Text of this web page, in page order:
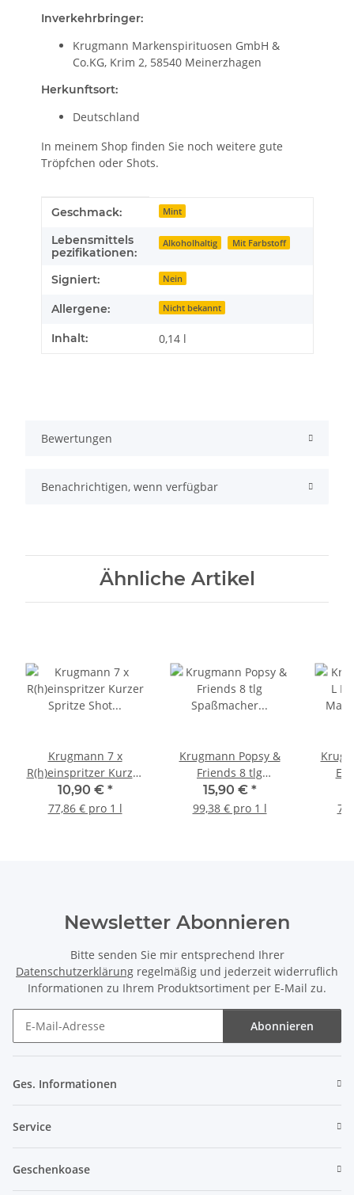
Inverkehrbringer:
Krugmann Markenspirituosen GmbH &
Co.KG, Krim 2, 58540 Meinerzhagen
Herkunftsort:
Deutschland
In meinem Shop finden Sie noch weitere gute
Tröpfchen oder Shots.
Produkteigenschaft
Wert
Geschmack: Mint
Lebensmittels
pezifikationen:
Alkoholhaltig Mit Farbstoff
Signiert: Nein
Allergene: Nicht bekannt
Inhalt: 0,14 l
Bewertungen
Benachrichtigen, wenn verfügbar
Ähnliche Artikel
Krugmann 7 x
R(h)einspritzer Kurzer
Spritze Shot
Waldmeisterlikör á
10,90 € *
77,86 € pro 1 l
Krugmann Popsy &
Friends 8 tlg
Spaßmacher Likör Set
15-30 % Vol. á 20 ml in
15,90 € *
99,38 € pro 1 l
Vol
Newsletter Abonnieren
Bitte senden Sie mir entsprechend Ihrer
Datenschutzerklärung regelmäßig und jederzeit widerruflich
Informationen zu Ihrem Produktsortiment per E-Mail zu.
Abonnieren
Ges. Informationen
Service
Geschenkoase